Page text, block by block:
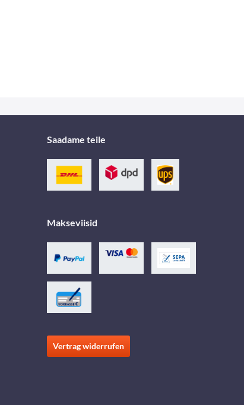
Saadame teile
Makseviisid
Vertrag widerrufen